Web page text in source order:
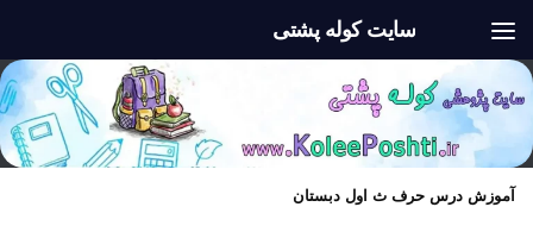
سایت کوله پشتی
آموزش درس حرف ث اول دبستان